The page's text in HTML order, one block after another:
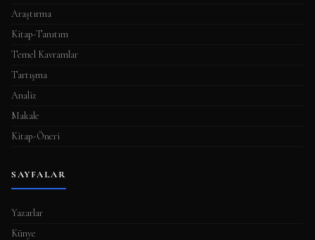
Araştırma
Kitap-Tanıtım
Temel Kavramlar
Tartışma
Analiz
Makale
Kitap-Öneri
SAYFALAR
Yazarlar
Künye